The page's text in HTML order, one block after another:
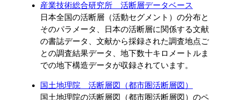
産業技術総合研究所 活断層データベース
日本全国の活断層（活動セグメント）の分布と
そのパラメータ、日本の活断層に関係する文献
の書誌データ、文献から採録された調査地点ご
との調査結果データ、地下数十キロメートルま
での地下構造データが収録されています。
国土地理院 活断層図（都市圏活断層図）
国土地理院の活断層図（都市圏活断層図）のペ